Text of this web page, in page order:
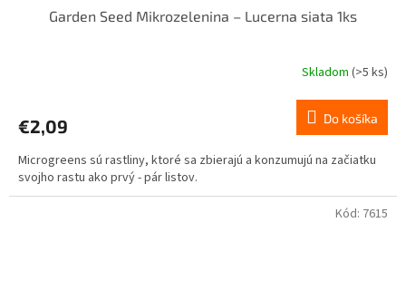
Garden Seed Mikrozelenina – Lucerna siata 1ks
Skladom (>5 ks)
€2,09 Do košíka
Microgreens sú rastliny, ktoré sa zbierajú a konzumujú na začiatku
svojho rastu ako prvý - pár listov.
Kód: 7615